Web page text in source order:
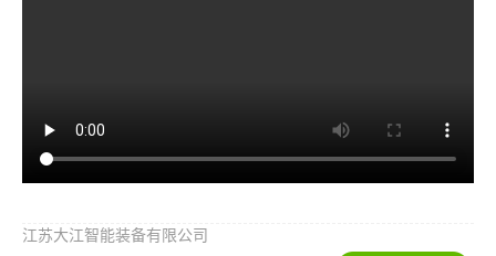
江苏大江智能装备有限公司